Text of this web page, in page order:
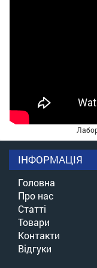
ІНФОРМАЦІЯ
Головна
Про нас
Статті
Товари
Контакти
Відгуки